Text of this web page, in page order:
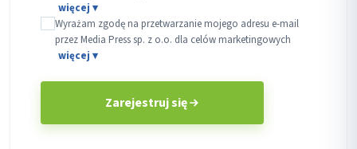
Wyrażam zgodę na przetwarzanie mojego adresu e-mail
przez Media Press sp. z o.o. dla celów marketingowych
Zarejestruj się